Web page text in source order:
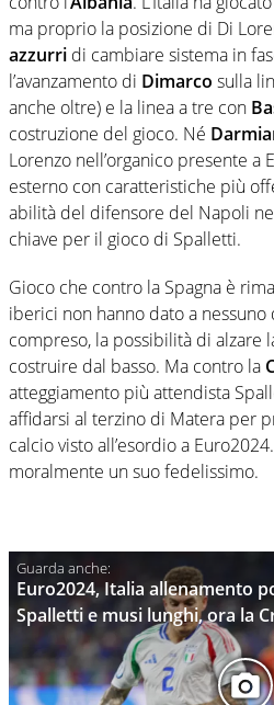
ma proprio la posizione di Di
azzurri di cambiare sistema in
l’avanzamento di Dimarco sulla
anche oltre) e la linea a tre con
costruzione del gioco. Né
Lorenzo nell’organico presente a
esterno con caratteristiche più
abilità del difensore del Napoli
chiave per il gioco di Spalletti.
Gioco che contro la Spagna è
iberici non hanno dato a nessuno
compreso, la possibilità di alzare
costruire dal basso. Ma contro la
atteggiamento più attendista
affidarsi al terzino di Matera per
calcio visto all’esordio a
moralmente un suo fedelissimo.
Euro2024, Italia allenamento
Spalletti e musi lunghi, ora la